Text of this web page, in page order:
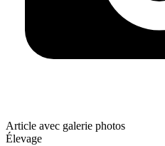
Article avec galerie photos
Élevage